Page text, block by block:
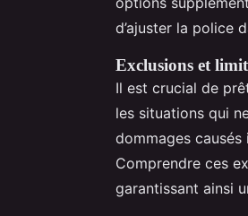
d’ajuster la police
Exclusions et
Il est crucial de
les situations qui
dommages
Comprendre ces
garantissant ainsi